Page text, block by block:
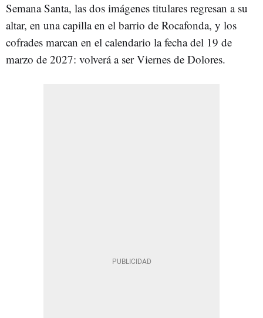
Semana Santa, las dos imágenes titulares regresan a su
altar, en una capilla en el barrio de Rocafonda, y los
cofrades marcan en el calendario la fecha del 19 de
marzo de 2027: volverá a ser Viernes de Dolores.